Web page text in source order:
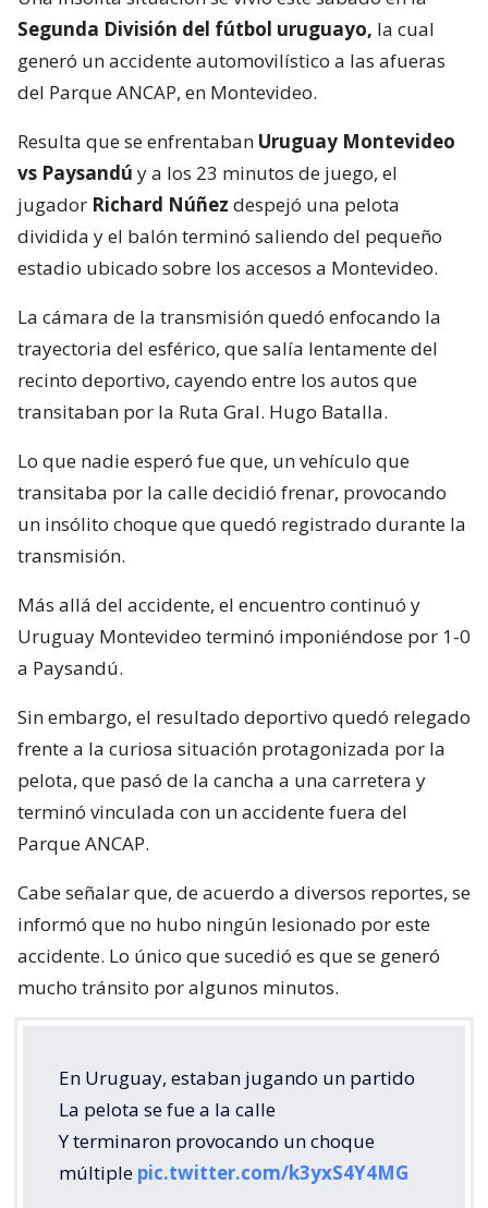
Segunda División del fútbol uruguayo, la cual
generó un accidente automovilístico a las afueras
del Parque ANCAP, en Montevideo.
Resulta que se enfrentaban Uruguay Montevideo
vs Paysandú y a los 23 minutos de juego, el
jugador Richard Núñez despejó una pelota
dividida y el balón terminó saliendo del pequeño
estadio ubicado sobre los accesos a Montevideo.
La cámara de la transmisión quedó enfocando la
trayectoria del esférico, que salía lentamente del
recinto deportivo, cayendo entre los autos que
transitaban por la Ruta Gral. Hugo Batalla.
Lo que nadie esperó fue que, un vehículo que
transitaba por la calle decidió frenar, provocando
un insólito choque que quedó registrado durante la
transmisión.
Más allá del accidente, el encuentro continuó y
Uruguay Montevideo terminó imponiéndose por 1-0
a Paysandú.
Sin embargo, el resultado deportivo quedó relegado
frente a la curiosa situación protagonizada por la
pelota, que pasó de la cancha a una carretera y
terminó vinculada con un accidente fuera del
Parque ANCAP.
Cabe señalar que, de acuerdo a diversos reportes, se
informó que no hubo ningún lesionado por este
accidente. Lo único que sucedió es que se generó
mucho tránsito por algunos minutos.
En Uruguay, estaban jugando un partido
La pelota se fue a la calle
Y terminaron provocando un choque
múltiple pic.twitter.com/k3yxS4Y4MG